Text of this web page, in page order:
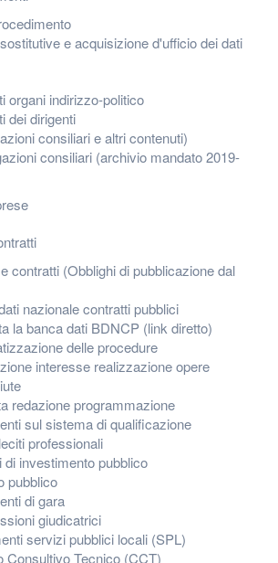
e acquisizione d'ufficio dei dati
organi indirizzo-politico
dei dirigenti
consiliari e altri contenuti)
consiliari (archivio mandato 2019-
contratti (Obblighi di pubblicazione dal
nazionale contratti pubblici
la banca dati BDNCP (link diretto)
delle procedure
interesse realizzazione opere
redazione programmazione
sul sistema di qualificazione
professionali
di investimento pubblico
pubblico
di gara
giudicatrici
servizi pubblici locali (SPL)
Consultivo Tecnico (CCT)